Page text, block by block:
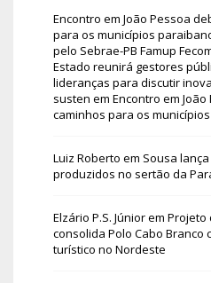
Encontro em João Pessoa
para os municípios
pelo Sebrae-PB Famup
Estado reunirá gestores
lideranças para discutir
susten em Encontro em
caminhos para os
Luiz Roberto em Sousa
produzidos no sertão da
Elzário P.S. Júniorem Projeto
consolida Polo Cabo Branco
turístico no Nordeste